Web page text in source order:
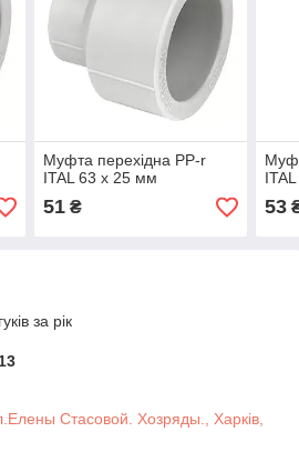
Муфта перехідна PP-r
ITAL 63 x 25 мм
51₴ 53
за рік
Стасовой. Хозряды., Харків,